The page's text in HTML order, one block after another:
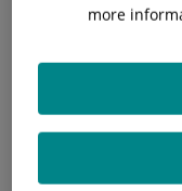
Datos del
more